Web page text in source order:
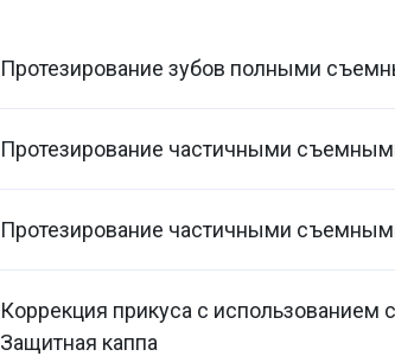
Протезирование зубов полными
Протезирование частичными
Протезирование частичными
Коррекция прикуса с
Защитная каппа